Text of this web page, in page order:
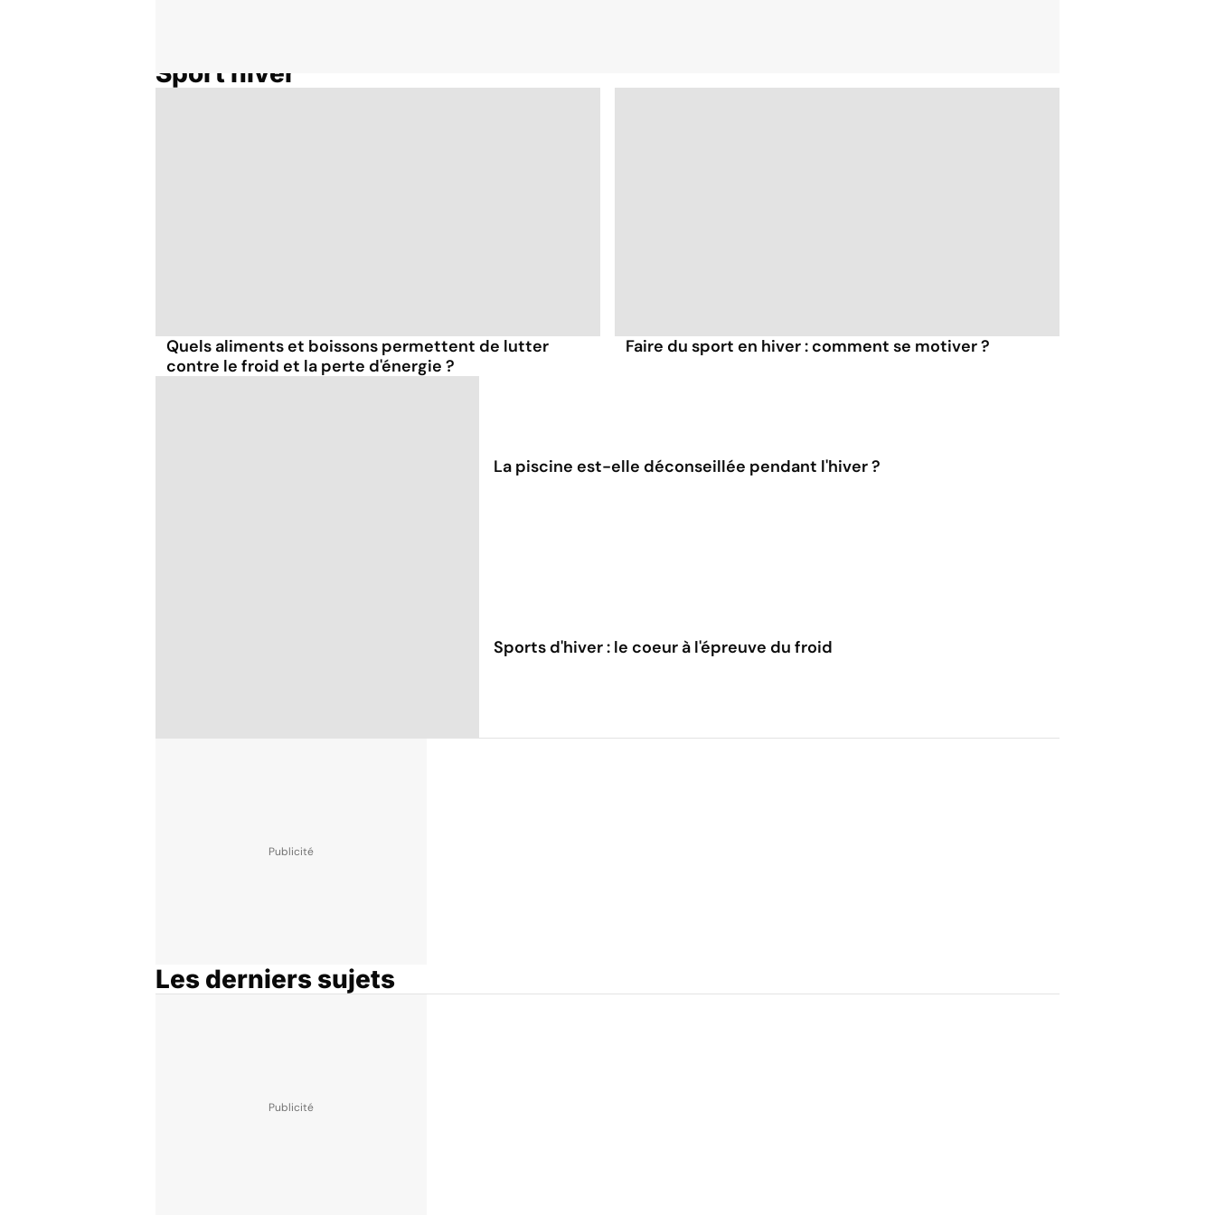
Sport hiver
Quels aliments et boissons permettent de lutter
contre le froid et la perte d'énergie ?
Faire du sport en hiver : comment se motiver ?
La piscine est-elle déconseillée pendant l'hiver ?
Sports d'hiver : le coeur à l'épreuve du froid
Les derniers sujets